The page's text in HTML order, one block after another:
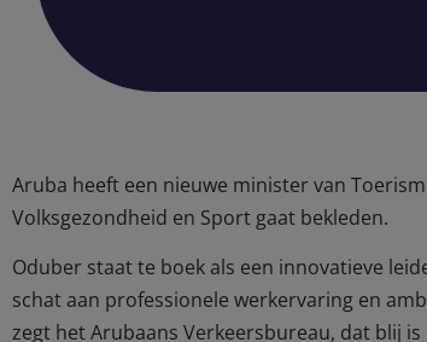
Aruba heeft een nieuwe minister van
Volksgezondheid en Sport gaat bekleden.
Oduber staat te boek als een innovatieve
schat aan professionele werkervaring en
zegt het Arubaans Verkeersbureau, dat blij